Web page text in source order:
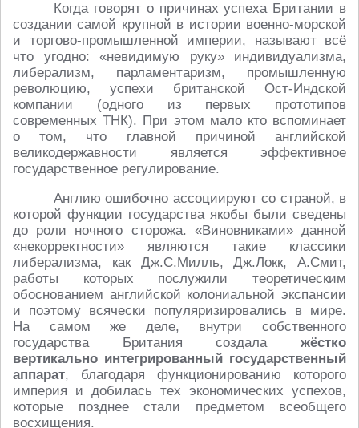
Когда говорят о причинах успеха Британии в
создании самой крупной в истории военно-морской
и торгово-промышленной империи, называют всё
что угодно: «невидимую руку» индивидуализма,
либерализм, парламентаризм, промышленную
революцию, успехи британской Ост-Индской
компании (одного из первых прототипов
современных ТНК). При этом мало кто вспоминает
о том, что главной причиной английской
великодержавности является эффективное
государственное регулирование.
Англию ошибочно ассоциируют со страной, в
которой функции государства якобы были сведены
до роли ночного сторожа. «Виновниками» данной
«некорректности» являются такие классики
либерализма, как Дж.С.Милль, Дж.Локк, А.Смит,
работы которых послужили теоретическим
обоснованием английской колониальной экспансии
и поэтому всячески популяризировались в мире.
На самом же деле, внутри собственного
государства Британия создала жёстко
вертикально интегрированный государственный
аппарат, благодаря функционированию которого
империя и добилась тех экономических успехов,
которые позднее стали предметом всеобщего
восхищения.